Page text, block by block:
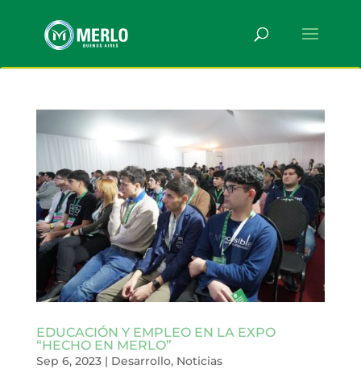
EDUCACIÓN Y EMPLEO EN LA EXPO
“HECHO EN MERLO”
Sep 6, 2023| Desarrollo, Noticias